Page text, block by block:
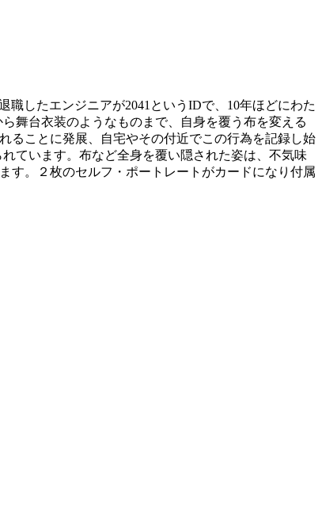
職したエンジニアが2041というIDで、10年ほどにわた
舞台衣装のようなものまで、自身を覆う布を変える
ることに発展、自宅やその付近でこの行為を記録し始
ています。布など全身を覆い隠された姿は、不気味
す。２枚のセルフ・ポートレートがカードになり付属